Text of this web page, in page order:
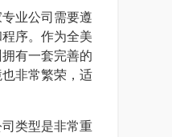
业公司需要遵
序。作为全美
有一套完善的
非常繁荣，适
类型是非常重